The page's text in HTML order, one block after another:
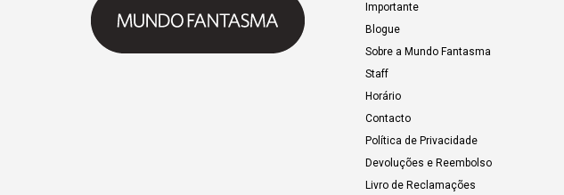
Importante
Blogue
Sobre a Mundo Fantasma
Staff
Horário
Contacto
Política de Privacidade
Devoluções e Reembolso
Livro de Reclamações